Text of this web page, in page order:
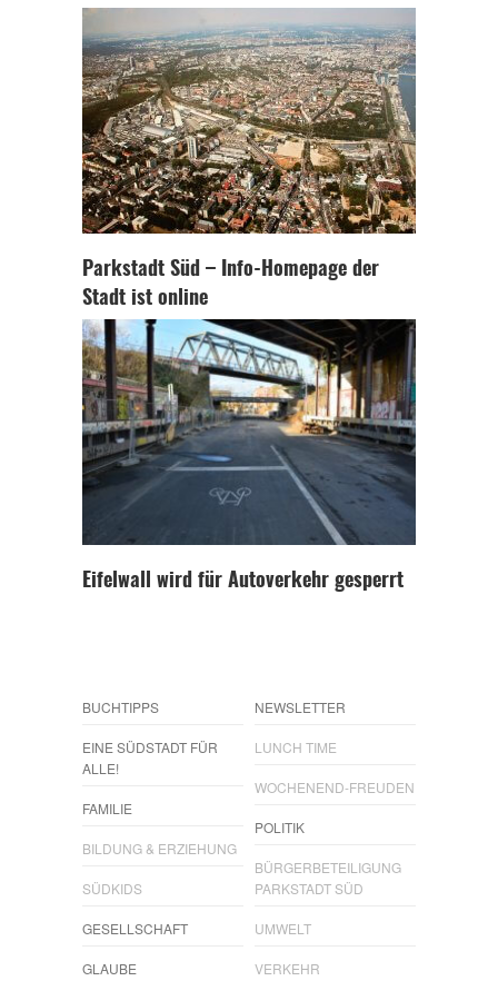
Parkstadt Süd – Info-Homepage der
Stadt ist online
Eifelwall wird für Autoverkehr gesperrt
BUCHTIPPS
EINE SÜDSTADT FÜR
ALLE!
FAMILIE
BILDUNG & ERZIEHUNG
SÜDKIDS
GESELLSCHAFT
GLAUBE
NEWSLETTER
LUNCH TIME
WOCHENEND-FREUDEN
POLITIK
BÜRGERBETEILIGUNG
PARKSTADT SÜD
UMWELT
VERKEHR